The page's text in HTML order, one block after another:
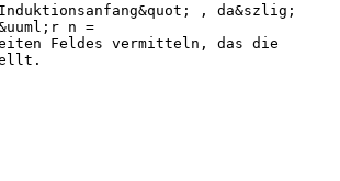
, da&szlig;
n =
weiten Feldes vermitteln, das die